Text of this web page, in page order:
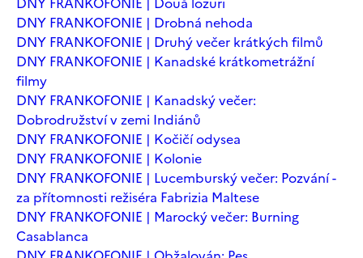
DNY FRANKOFONIE | Drobná nehoda
DNY FRANKOFONIE | Druhý večer krátkých filmů
DNY FRANKOFONIE | Kanadské krátkometrážní
filmy
DNY FRANKOFONIE | Kanadský večer:
Dobrodružství v zemi Indiánů
DNY FRANKOFONIE | Kočičí odysea
DNY FRANKOFONIE | Kolonie
DNY FRANKOFONIE | Lucemburský večer: Pozvání -
za přítomnosti režiséra Fabrizia Maltese
DNY FRANKOFONIE | Marocký večer: Burning
Casablanca